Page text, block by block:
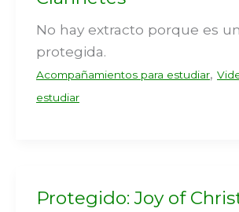
No hay extracto porque es
protegida.
Acompañamientos para estudiar,
estudiar
Protegido: Joy of